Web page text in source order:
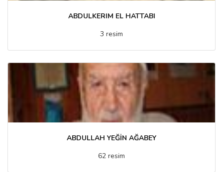
ABDULKERIM EL HATTABI
3 resim
ABDULLAH YEĞİN AĞABEY
62 resim